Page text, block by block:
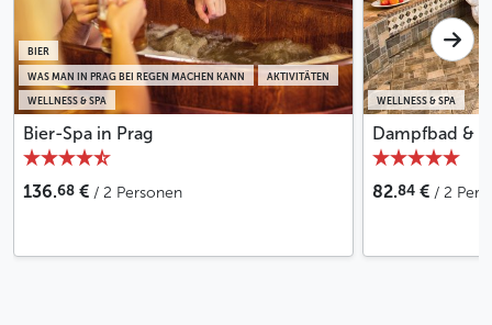
Stornierung weniger als 48 Stunden vor Beginn:
Berechnung des vollen Betrags
Weniger
WELLNESS & SPA
WAS MAN IN PRAG BEI REGEN MACHEN KANN AKTIVITÄTEN
BIER
Bier-Spa in Prag
136.68 € / 2 Personen
WELLNESS & SPA
Dampfbad &
82.84 € / 2